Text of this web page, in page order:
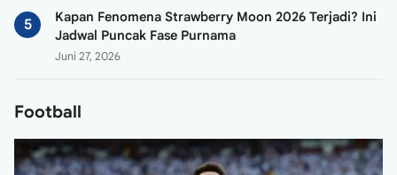
Kapan Fenomena Strawberry Moon 2026 Terjadi? Ini
Jadwal Puncak Fase Purnama
Juni 27, 2026
Football